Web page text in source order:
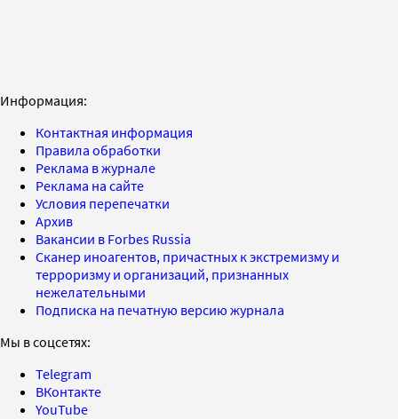
Информация:
Контактная информация
Правила обработки
Реклама в журнале
Реклама на сайте
Условия перепечатки
Архив
Вакансии в Forbes Russia
Сканер иноагентов, причастных к экстремизму и
терроризму и организаций, признанных
нежелательными
Подписка на печатную версию журнала
Мы в соцсетях:
Telegram
ВКонтакте
YouTube